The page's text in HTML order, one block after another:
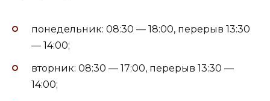
понедельник: 08:30 — 18:00, перерыв 13:30
— 14:00;
вторник: 08:30 — 17:00, перерыв 13:30 —
14:00;